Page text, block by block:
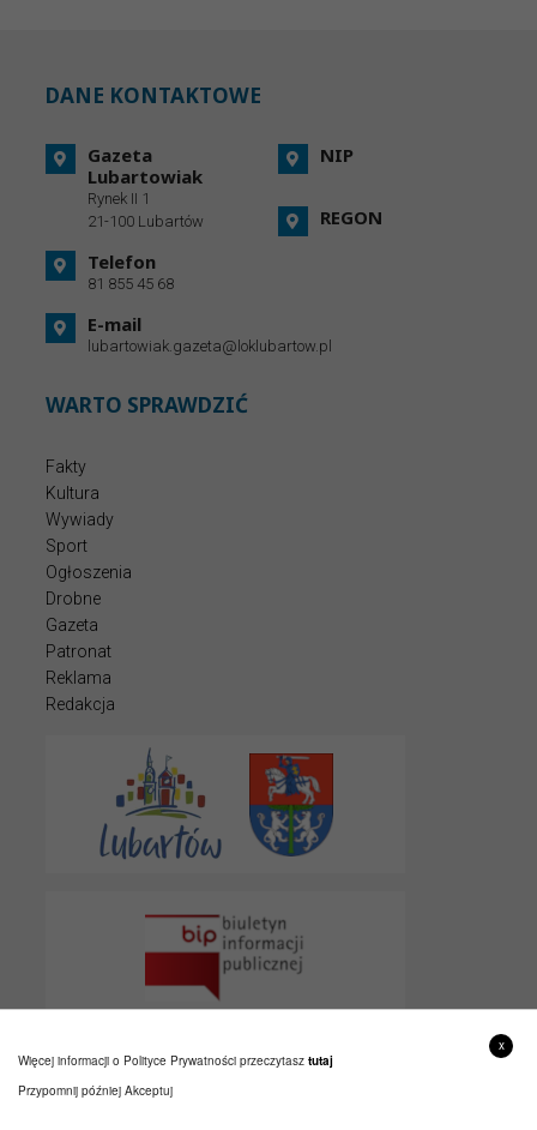
DANE KONTAKTOWE
Gazeta
Lubartowiak
Rynek II 1
21-100 Lubartów
Telefon
81 855 45 68
E-mail
lubartowiak.gazeta@loklubartow.pl
NIP
REGON
WARTO SPRAWDZIĆ
Fakty
Kultura
Wywiady
Sport
Ogłoszenia
Drobne
Gazeta
Patronat
Reklama
Redakcja
x
Więcej informacji o Polityce Prywatności przeczytasz tutaj
Przypomnij później Akceptuj